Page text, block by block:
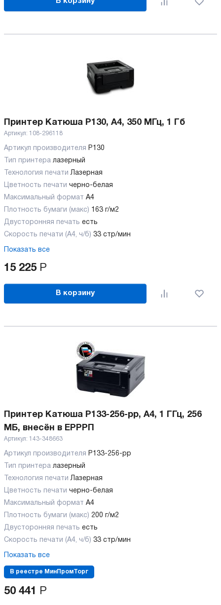
Принтер Катюша P130, A4, 350 МГц, 1 Гб
Артикул: 108-296118
Артикул производителя P130
Тип принтера лазерный
Технология печати Лазерная
Цветность печати черно-белая
Максимальный формат А4
Плотность бумаги (макс) 163 г/м2
Двусторонняя печать есть
Скорость печати (А4, ч/б) 33 стр/мин
Показать все
15 225 Р
В корзину
Принтер Катюша P133-256-pp, A4, 1 ГГц, 256
МБ, внесён в ЕРРРП
Артикул: 143-348663
Артикул производителя P133-256-pp
Тип принтера лазерный
Технология печати Лазерная
Цветность печати черно-белая
Максимальный формат А4
Плотность бумаги (макс) 200 г/м2
Двусторонняя печать есть
Скорость печати (А4, ч/б) 33 стр/мин
Показать все
В реестре МинПромТорг
50 441 Р